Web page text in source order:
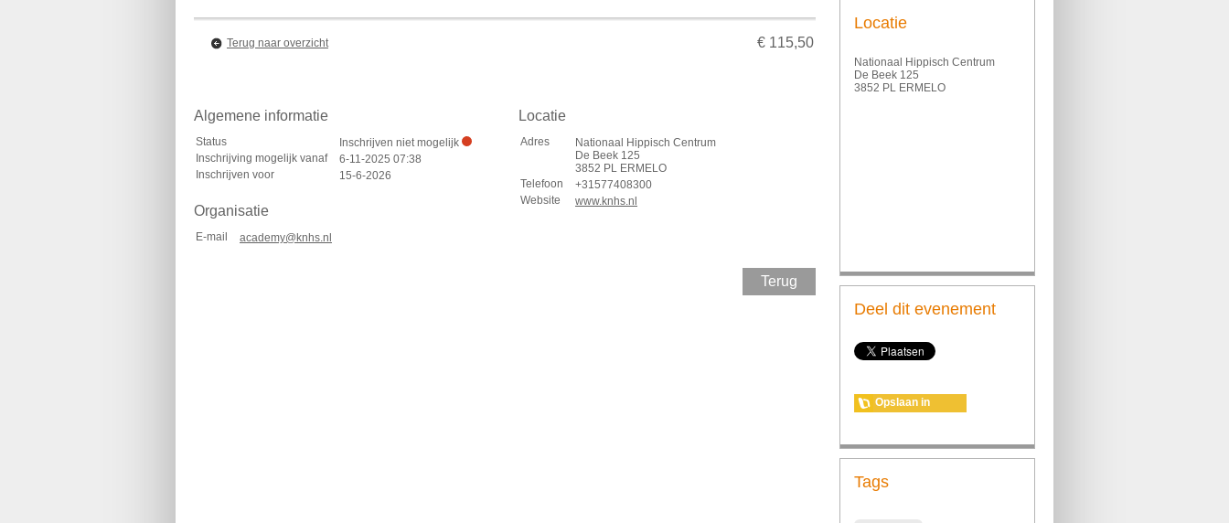
Terug naar overzicht € 115,50
Algemene informatie
Status
Inschrijven niet mogelijk
Inschrijving mogelijk vanaf
6-11-2025 07:38
Inschrijven voor
15-6-2026
Organisatie
E-mail academy@knhs.nl
Locatie
Adres
Nationaal Hippisch Centrum
De Beek 125
3852 PL ERMELO
Telefoon
+31577408300
Website
www.knhs.nl
Terug
Locatie
Nationaal Hippisch Centrum
De Beek 125
3852 PL ERMELO
Deel dit evenement
Opslaan in
Tags